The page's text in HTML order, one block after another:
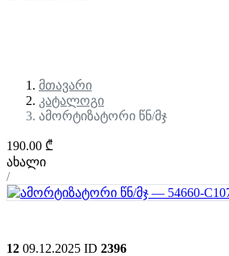
მთავარი
კატალოგი
ამორტიზატორი წნ/მჯ
190.00 ₾
ახალი
/
12 09.12.2025 ID 2396